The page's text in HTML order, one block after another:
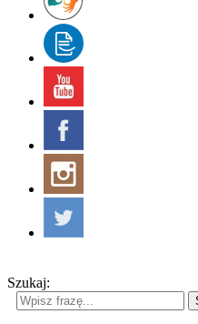
Szukaj: